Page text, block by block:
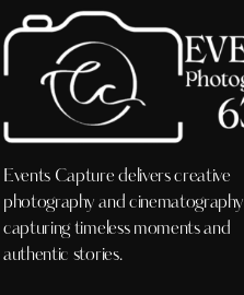
Events Capture delivers creative
photography and cinematography
capturing timeless moments and
authentic stories.